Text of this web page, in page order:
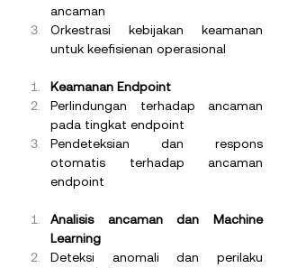
ancaman
Orkestrasi kebijakan keamanan
untuk keefisienan operasional
Keamanan Endpoint
Perlindungan terhadap ancaman
pada tingkat endpoint
Pendeteksian dan respons
otomatis terhadap ancaman
endpoint
Analisis ancaman dan Machine
Learning
Deteksi anomali dan perilaku